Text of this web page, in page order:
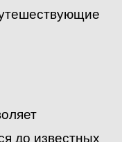
до известных